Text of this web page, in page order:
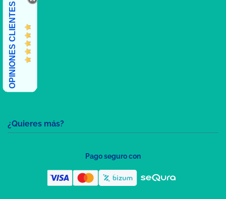
¿Quieres más?
OPINIONES CLIENTES
Pago seguro con